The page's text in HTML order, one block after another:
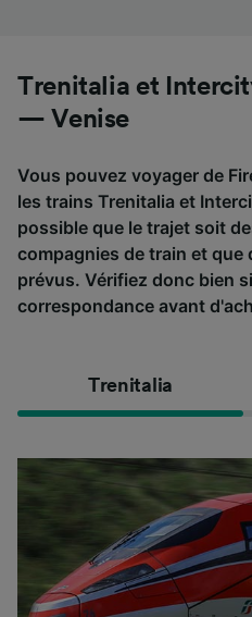
Trenitalia et
— Venise
Vous pouvez voyager de
les trains Trenitalia et
possible que le trajet soit
compagnies de train et
prévus. Vérifiez donc bien
correspondance avant
Trenitalia